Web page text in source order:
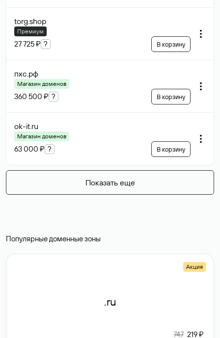
torg.shop
Премиум
27 725 ₽ ? В корзину
пхс.рф
Магазин доменов
360 500 ₽ ? В корзину
ok-it.ru
Магазин доменов
63 000 ₽ ? В корзину
Показать еще
Популярные доменные зоны
Акция
.ru
747 219 ₽